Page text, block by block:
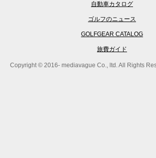
自動車カタログ
ゴルフのニュース
GOLFGEAR CATALOG
旅費ガイド
Copyright © 2016- mediavague Co., ltd. All Rights